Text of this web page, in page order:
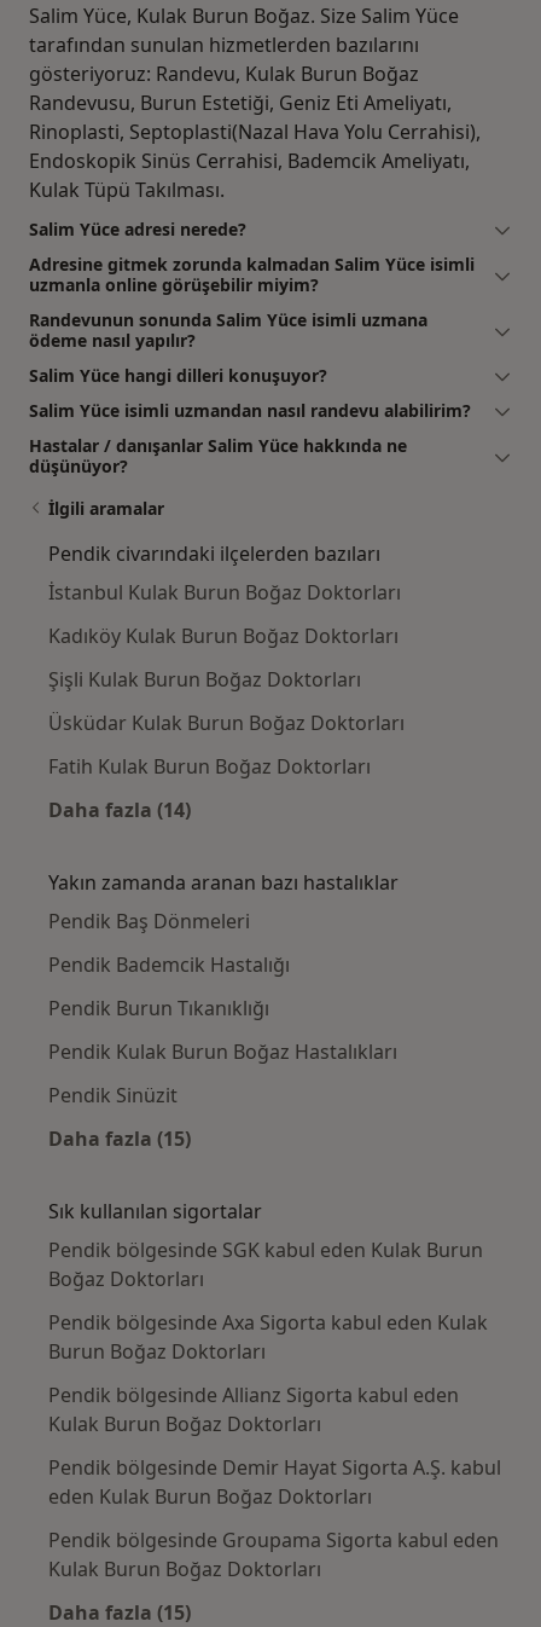
Salim Yüce, Kulak Burun Boğaz. Size Salim Yüce
tarafından sunulan hizmetlerden bazılarını
gösteriyoruz: Randevu, Kulak Burun Boğaz
Randevusu, Burun Estetiği, Geniz Eti Ameliyatı,
Rinoplasti, Septoplasti(Nazal Hava Yolu Cerrahisi),
Endoskopik Sinüs Cerrahisi, Bademcik Ameliyatı,
Kulak Tüpü Takılması.
Salim Yüce adresi nerede?
Adresine gitmek zorunda kalmadan Salim Yüce isimli
uzmanla online görüşebilir miyim?
Randevunun sonunda Salim Yüce isimli uzmana
ödeme nasıl yapılır?
Salim Yüce hangi dilleri konuşuyor?
Salim Yüce isimli uzmandan nasıl randevu alabilirim?
Hastalar / danışanlar Salim Yüce hakkında ne
düşünüyor?
İlgili aramalar
Pendik civarındaki ilçelerden bazıları
İstanbul Kulak Burun Boğaz Doktorları
Kadıköy Kulak Burun Boğaz Doktorları
Şişli Kulak Burun Boğaz Doktorları
Üsküdar Kulak Burun Boğaz Doktorları
Fatih Kulak Burun Boğaz Doktorları
Daha fazla (14)
Yakın zamanda aranan bazı hastalıklar
Pendik Baş Dönmeleri
Pendik Bademcik Hastalığı
Pendik Burun Tıkanıklığı
Pendik Kulak Burun Boğaz Hastalıkları
Pendik Sinüzit
Daha fazla (15)
Sık kullanılan sigortalar
Pendik bölgesinde SGK kabul eden Kulak Burun
Boğaz Doktorları
Pendik bölgesinde Axa Sigorta kabul eden Kulak
Burun Boğaz Doktorları
Pendik bölgesinde Allianz Sigorta kabul eden
Kulak Burun Boğaz Doktorları
Pendik bölgesinde Demir Hayat Sigorta A.Ş. kabul
eden Kulak Burun Boğaz Doktorları
Pendik bölgesinde Groupama Sigorta kabul eden
Kulak Burun Boğaz Doktorları
Daha fazla (15)